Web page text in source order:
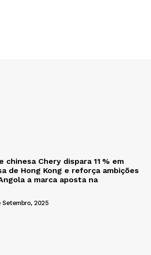
chinesa Chery dispara 11 % em
de Hong Kong e reforça ambições
a marca aposta na
Setembro, 2025